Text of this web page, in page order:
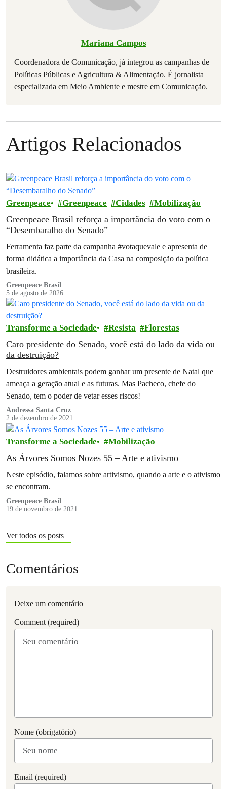
Mariana Campos
Coordenadora de Comunicação, já integrou as campanhas de
Políticas Públicas e Agricultura & Alimentação. É jornalista
especializada em Meio Ambiente e mestre em Comunicação.
Artigos Relacionados
Greenpeace Greenpeace Cidades Mobilização
Greenpeace Brasil reforça a importância do voto com o
“Desembaralho do Senado”
Ferramenta faz parte da campanha #votaquevale e apresenta de
forma didática a importância da Casa na composição da política
brasileira.
Greenpeace Brasil
5 de agosto de 2026
Transforme a Sociedade Resista Florestas
Caro presidente do Senado, você está do lado da vida ou
da destruição?
Destruidores ambientais podem ganhar um presente de Natal que
ameaça a geração atual e as futuras. Mas Pacheco, chefe do
Senado, tem o poder de vetar esses riscos!
Andressa Santa Cruz
2 de dezembro de 2021
Transforme a Sociedade Mobilização
As Árvores Somos Nozes 55 – Arte e ativismo
Neste episódio, falamos sobre artivismo, quando a arte e o ativismo
se encontram.
Greenpeace Brasil
19 de novembro de 2021
Ver todos os posts
Comentários
Deixe um comentário
Comment (required)
Nome (obrigatório)
Email (required)